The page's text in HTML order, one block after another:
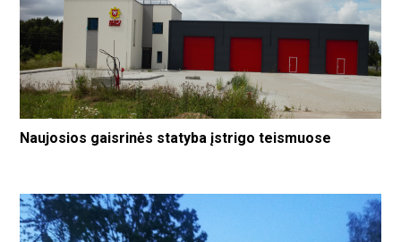
Naujosios gaisrinės statyba įstrigo teismuose